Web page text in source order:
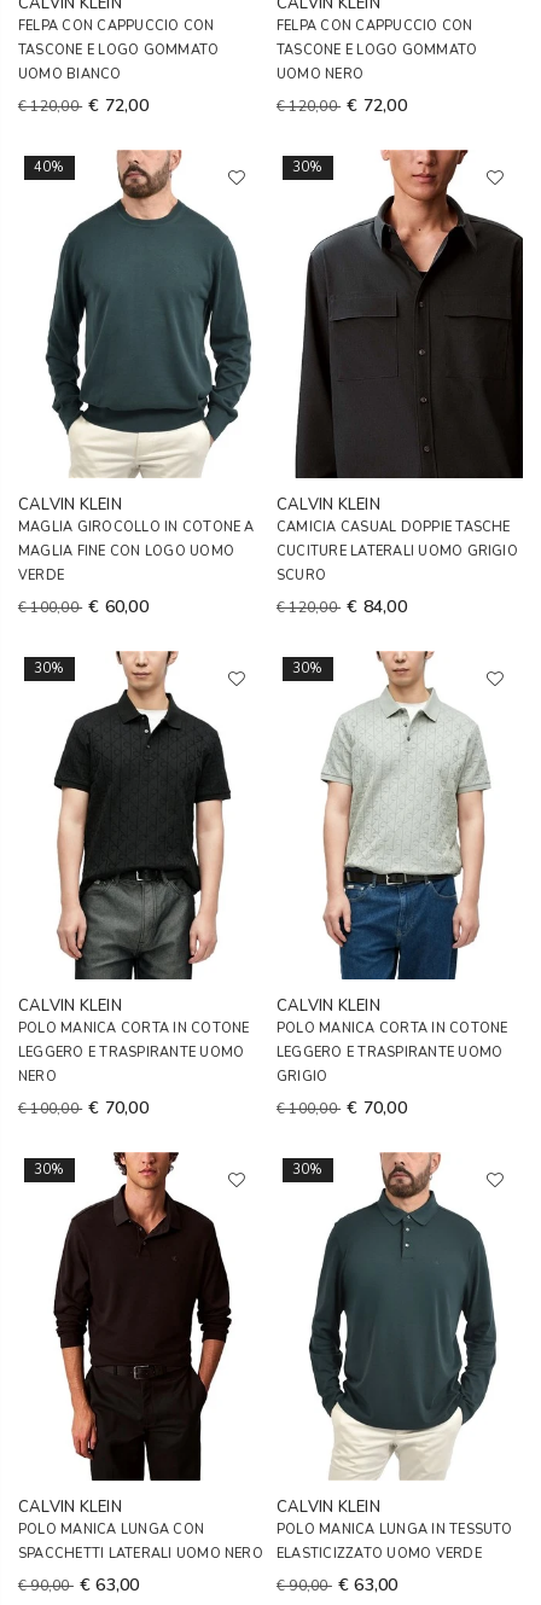
FELPA CON CAPPUCCIO CON
TASCONE E LOGO GOMMATO
UOMO BIANCO
€ 120,00 € 72,00
FELPA CON CAPPUCCIO CON
TASCONE E LOGO GOMMATO
UOMO NERO
€ 120,00 € 72,00
40%
CALVIN KLEIN
MAGLIA GIROCOLLO IN COTONE A
MAGLIA FINE CON LOGO UOMO
VERDE
€ 100,00 € 60,00
30%
CALVIN KLEIN
CAMICIA CASUAL DOPPIE TASCHE
CUCITURE LATERALI UOMO GRIGIO
SCURO
€ 120,00 € 84,00
30%
CALVIN KLEIN
POLO MANICA CORTA IN COTONE
LEGGERO E TRASPIRANTE UOMO
NERO
€ 100,00 € 70,00
30%
CALVIN KLEIN
POLO MANICA CORTA IN COTONE
LEGGERO E TRASPIRANTE UOMO
GRIGIO
€ 100,00 € 70,00
30%
CALVIN KLEIN
POLO MANICA LUNGA CON
SPACCHETTI LATERALI UOMO NERO
€ 90,00 € 63,00
30%
CALVIN KLEIN
POLO MANICA LUNGA IN TESSUTO
ELASTICIZZATO UOMO VERDE
€ 90,00 € 63,00